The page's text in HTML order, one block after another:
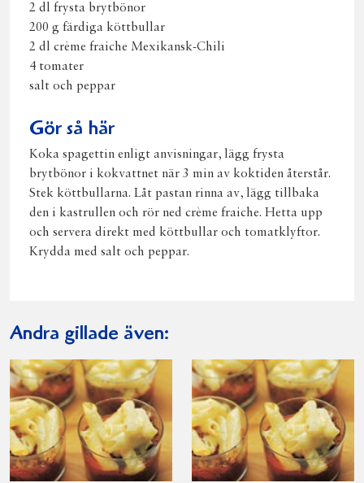
2 dl frysta brytbönor
200 g färdiga köttbullar
2 dl crème fraiche Mexikansk-Chili
4 tomater
salt och peppar
Gör så här
Koka spagettin enligt anvisningar, lägg frysta
brytbönor i kokvattnet när 3 min av koktiden återstår.
Stek köttbullarna. Låt pastan rinna av, lägg tillbaka
den i kastrullen och rör ned crème fraiche. Hetta upp
och servera direkt med köttbullar och tomatklyftor.
Krydda med salt och peppar.
Andra gillade även: